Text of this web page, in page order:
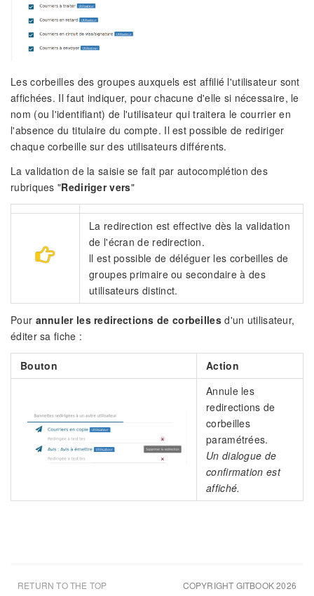
Les corbeilles des groupes auxquels est affilié l'utilisateur sont
affichées. Il faut indiquer, pour chacune d'elle si nécessaire, le
nom (ou l'identifiant) de l'utilisateur qui traitera le courrier en
l'absence du titulaire du compte. Il est possible de rediriger
chaque corbeille sur des utilisateurs différents.
La validation de la saisie se fait par autocomplétion des
rubriques "Rediriger vers"
La redirection est effective dès la validation
de l'écran de redirection.
ll est possible de déléguer les corbeilles de
groupes primaire ou secondaire à des
utilisateurs distinct.
Pour annuler les redirections de corbeillesd'un utilisateur,
éditer sa fiche :
Bouton
Action
Annule les
redirections de
corbeilles
paramétrées.
Un dialogue de
confirmation est
affiché.
COPYRIGHT GITBOOK 2026
RETURN TO THE TOP